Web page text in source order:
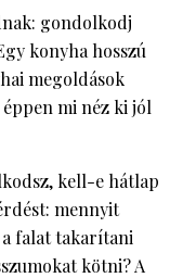
gondolkodj
konyha hosszú
megoldások
mi néz ki jól
kell-e hátlap
mennyit
falat takarítani
kötni? A